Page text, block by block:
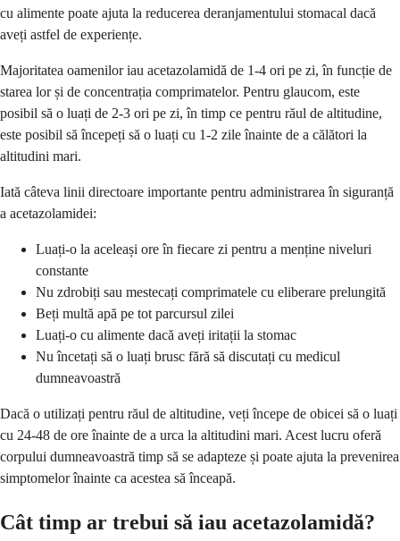
cu alimente poate ajuta la reducerea deranjamentului stomacal dacă
aveți astfel de experiențe.
Majoritatea oamenilor iau acetazolamidă de 1-4 ori pe zi, în funcție de
starea lor și de concentrația comprimatelor. Pentru glaucom, este
posibil să o luați de 2-3 ori pe zi, în timp ce pentru răul de altitudine,
este posibil să începeți să o luați cu 1-2 zile înainte de a călători la
altitudini mari.
Iată câteva linii directoare importante pentru administrarea în siguranță
a acetazolamidei:
Luați-o la aceleași ore în fiecare zi pentru a menține niveluri
constante
Nu zdrobiți sau mestecați comprimatele cu eliberare prelungită
Beți multă apă pe tot parcursul zilei
Luați-o cu alimente dacă aveți iritații la stomac
Nu încetați să o luați brusc fără să discutați cu medicul
dumneavoastră
Dacă o utilizați pentru răul de altitudine, veți începe de obicei să o luați
cu 24-48 de ore înainte de a urca la altitudini mari. Acest lucru oferă
corpului dumneavoastră timp să se adapteze și poate ajuta la prevenirea
simptomelor înainte ca acestea să înceapă.
Cât timp ar trebui să iau acetazolamidă?